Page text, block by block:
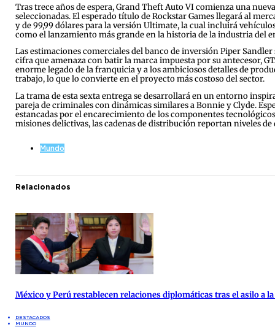
Tras trece años de espera, Grand Theft Auto VI comienza una
seleccionadas. El esperado título de Rockstar Games llegará al
y de 99,99 dólares para la versión Ultimate, la cual incluirá
como el lanzamiento más grande en la historia de la industria del
Las estimaciones comerciales del banco de inversión Piper
cifra que amenaza con batir la marca impuesta por su antecesor,
enorme legado de la franquicia y a los ambiciosos detalles de
trabajo, lo que lo convierte en el proyecto más costoso del sector.
La trama de esta sexta entrega se desarrollará en un entorno
pareja de criminales con dinámicas similares a Bonnie y Clyde.
estancadas por el encarecimiento de los componentes
misiones delictivas, las cadenas de distribución reportan niveles
Mundo
Relacionados
México y Perú restablecen relaciones diplomáticas tras el asilo a
DESTACADOS
MUNDO